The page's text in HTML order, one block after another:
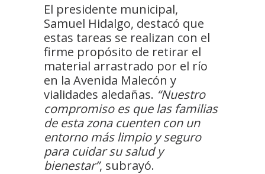
El presidente municipal,
Samuel Hidalgo, destacó que
estas tareas se realizan con el
firme propósito de retirar el
material arrastrado por el río
en la Avenida Malecón y
vialidades aledañas. “Nuestro
compromiso es que las familias
de esta zona cuenten con un
entorno más limpio y seguro
para cuidar su salud y
bienestar”, subrayó.